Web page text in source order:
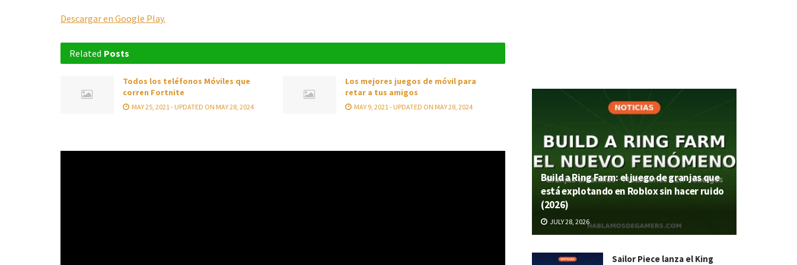
Descargar en Google Play.
Related Posts
Todos los teléfonos Móviles que
corren Fortnite
MAY 25, 2021 - UPDATED ON MAY 28, 2024
Los mejores juegos de móvil para
retar a tus amigos
MAY 9, 2021 - UPDATED ON MAY 28, 2024
Build a Ring Farm: el juego de granjas que
está explotando en Roblox sin hacer ruido
(2026)
JULY 28, 2026
Sailor Piece lanza el King